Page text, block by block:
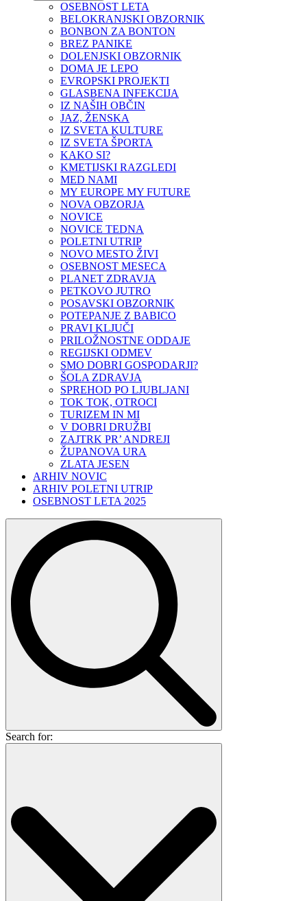
OSEBNOST LETA
BELOKRANJSKI OBZORNIK
BONBON ZA BONTON
BREZ PANIKE
DOLENJSKI OBZORNIK
DOMA JE LEPO
EVROPSKI PROJEKTI
GLASBENA INFEKCIJA
IZ NAŠIH OBČIN
JAZ, ŽENSKA
IZ SVETA KULTURE
IZ SVETA ŠPORTA
KAKO SI?
KMETIJSKI RAZGLEDI
MED NAMI
MY EUROPE MY FUTURE
NOVA OBZORJA
NOVICE
NOVICE TEDNA
POLETNI UTRIP
NOVO MESTO ŽIVI
OSEBNOST MESECA
PLANET ZDRAVJA
PETKOVO JUTRO
POSAVSKI OBZORNIK
POTEPANJE Z BABICO
PRAVI KLJUČI
PRILOŽNOSTNE ODDAJE
REGIJSKI ODMEV
SMO DOBRI GOSPODARJI?
ŠOLA ZDRAVJA
SPREHOD PO LJUBLJANI
TOK TOK, OTROCI
TURIZEM IN MI
V DOBRI DRUŽBI
ZAJTRK PR’ ANDREJI
ŽUPANOVA URA
ZLATA JESEN
ARHIV NOVIC
ARHIV POLETNI UTRIP
OSEBNOST LETA 2025
Search for: